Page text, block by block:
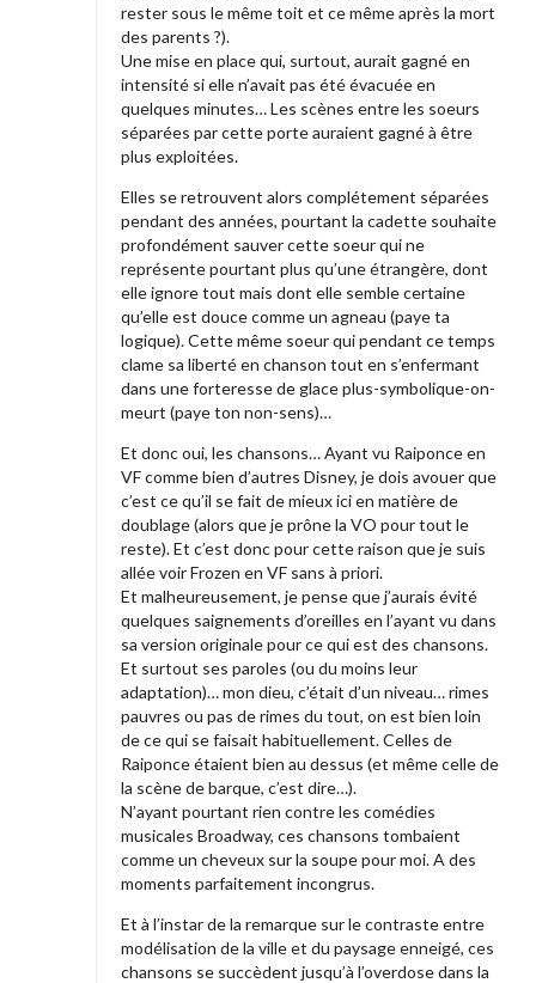
rester sous le même toit et ce même après la mort
des parents ?).
Une mise en place qui, surtout, aurait gagné en
intensité si elle n’avait pas été évacuée en
quelques minutes… Les scènes entre les soeurs
séparées par cette porte auraient gagné à être
plus exploitées.
Elles se retrouvent alors complétement séparées
pendant des années, pourtant la cadette souhaite
profondément sauver cette soeur qui ne
représente pourtant plus qu’une étrangère, dont
elle ignore tout mais dont elle semble certaine
qu’elle est douce comme un agneau (paye ta
logique). Cette même soeur qui pendant ce temps
clame sa liberté en chanson tout en s’enfermant
dans une forteresse de glace plus-symbolique-on-
meurt (paye ton non-sens)…
Et donc oui, les chansons… Ayant vu Raiponce en
VF comme bien d’autres Disney, je dois avouer que
c’est ce qu’il se fait de mieux ici en matière de
doublage (alors que je prône la VO pour tout le
reste). Et c’est donc pour cette raison que je suis
allée voir Frozen en VF sans à priori.
Et malheureusement, je pense que j’aurais évité
quelques saignements d’oreilles en l’ayant vu dans
sa version originale pour ce qui est des chansons.
Et surtout ses paroles (ou du moins leur
adaptation)… mon dieu, c’était d’un niveau… rimes
pauvres ou pas de rimes du tout, on est bien loin
de ce qui se faisait habituellement. Celles de
Raiponce étaient bien au dessus (et même celle de
la scène de barque, c’est dire…).
N’ayant pourtant rien contre les comédies
musicales Broadway, ces chansons tombaient
comme un cheveux sur la soupe pour moi. A des
moments parfaitement incongrus.
Et à l’instar de la remarque sur le contraste entre
modélisation de la ville et du paysage enneigé, ces
chansons se succèdent jusqu’à l’overdose dans la